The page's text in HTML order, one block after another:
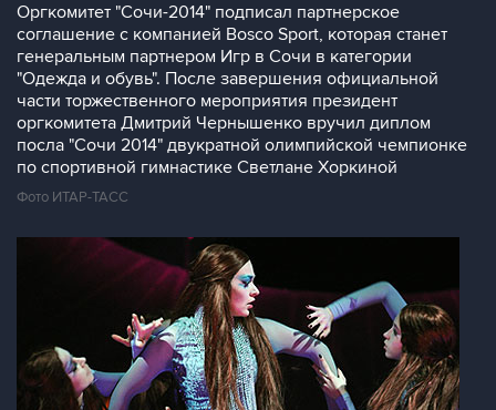
Оргкомитет "Сочи-2014" подписал партнерское
соглашение с компанией Bosco Sport, которая станет
генеральным партнером Игр в Сочи в категории
"Одежда и обувь". После завершения официальной
части торжественного мероприятия президент
оргкомитета Дмитрий Чернышенко вручил диплом
посла "Сочи 2014" двукратной олимпийской чемпионке
по спортивной гимнастике Светлане Хоркиной
Фото ИТАР-ТАСС